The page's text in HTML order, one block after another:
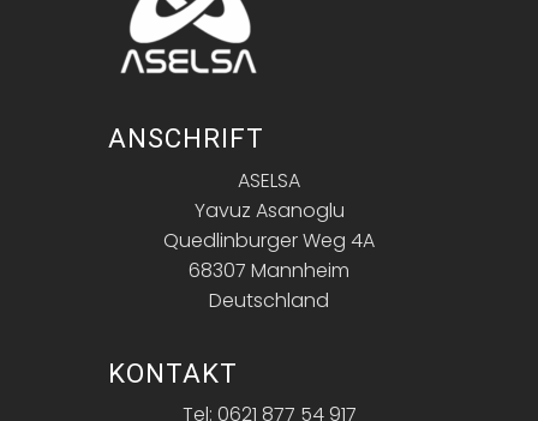
ANSCHRIFT
ASELSA
Yavuz Asanoglu
Quedlinburger Weg 4A
68307 Mannheim
Deutschland
KONTAKT
Tel: 0621 877 54 917